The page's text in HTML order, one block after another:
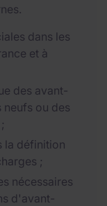
dans les
et à
des avant-
ou des
la définition
;
nécessaires
d'avant-